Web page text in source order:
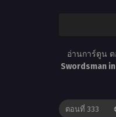
อ่านการ์ตูน ต
Swordsman